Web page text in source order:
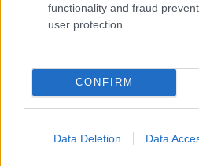
functionality and fraud
user protection.
CONFIRM
Data Deletion Data